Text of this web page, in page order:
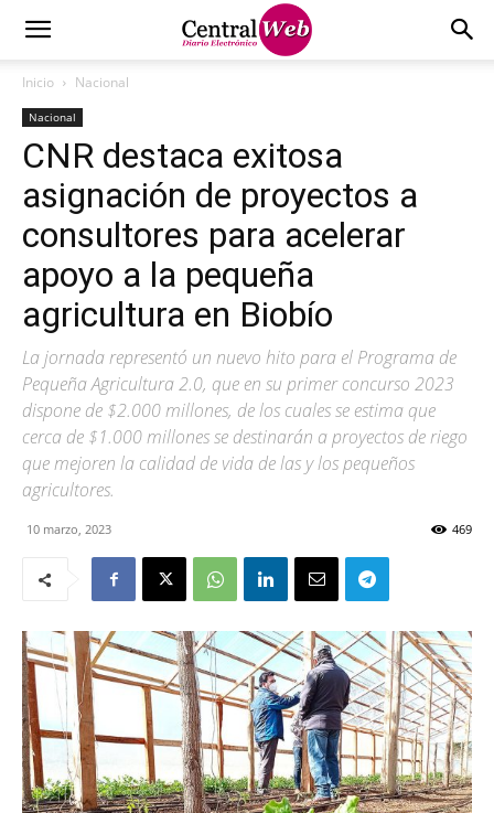
Inicio Nacional
Nacional
CNR destaca exitosa
asignación de proyectos a
consultores para acelerar
apoyo a la pequeña
agricultura en Biobío
La jornada representó un nuevo hito para el Programa de
Pequeña Agricultura 2.0, que en su primer concurso 2023
dispone de $2.000 millones, de los cuales se estima que
cerca de $1.000 millones se destinarán a proyectos de riego
que mejoren la calidad de vida de las y los pequeños
agricultores.
10 marzo, 2023 469